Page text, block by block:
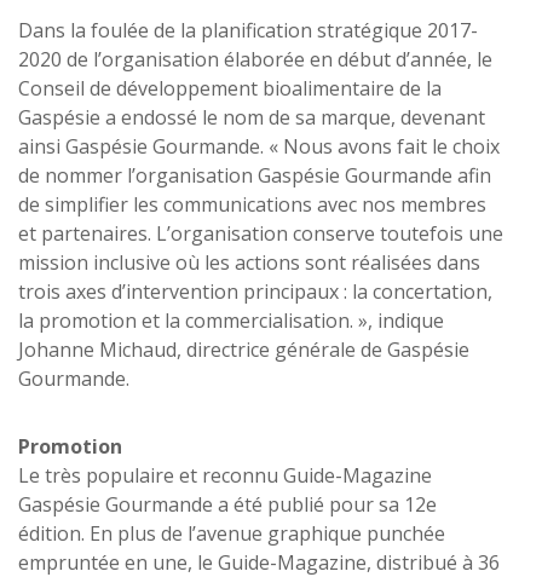
Dans la foulée de la planification stratégique 2017-
2020 de l’organisation élaborée en début d’année, le
Conseil de développement bioalimentaire de la
Gaspésie a endossé le nom de sa marque, devenant
ainsi Gaspésie Gourmande. « Nous avons fait le choix
de nommer l’organisation Gaspésie Gourmande afin
de simplifier les communications avec nos membres
et partenaires. L’organisation conserve toutefois une
mission inclusive où les actions sont réalisées dans
trois axes d’intervention principaux : la concertation,
la promotion et la commercialisation. », indique
Johanne Michaud, directrice générale de Gaspésie
Gourmande.
Promotion
Le très populaire et reconnu Guide-Magazine
Gaspésie Gourmande a été publié pour sa 12e
édition. En plus de l’avenue graphique punchée
empruntée en une, le Guide-Magazine, distribué à 36